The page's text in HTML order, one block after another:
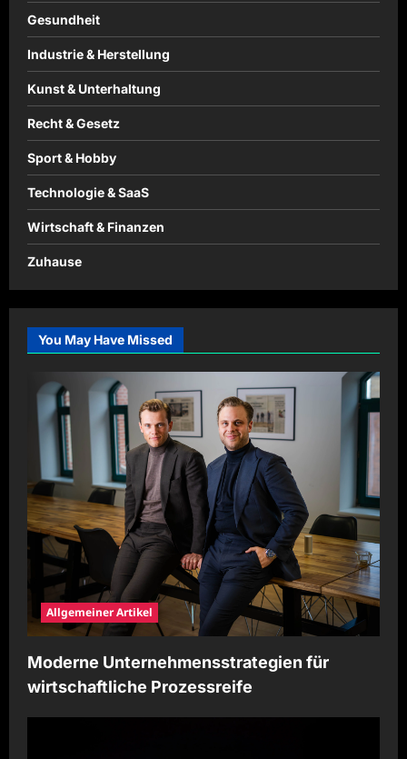
Gesundheit
Industrie & Herstellung
Kunst & Unterhaltung
Recht & Gesetz
Sport & Hobby
Technologie & SaaS
Wirtschaft & Finanzen
Zuhause
You May Have Missed
Allgemeiner Artikel
Moderne Unternehmensstrategien für
wirtschaftliche Prozessreife